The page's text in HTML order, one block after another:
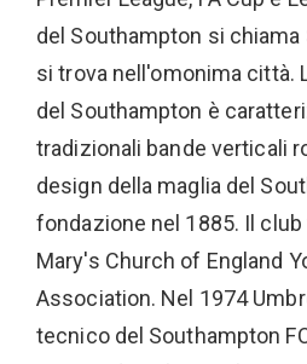
del Southampton si chiama
si trova nell'omonima città.
del Southampton è
tradizionali bande verticali
design della maglia del
fondazione nel 1885. Il
Mary's Church of England
Association. Nel 1974
tecnico del Southampton